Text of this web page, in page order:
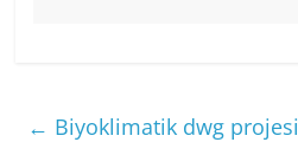
← Biyoklimatik dwg projesi